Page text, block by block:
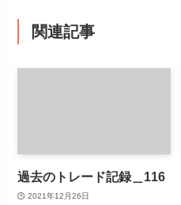
関連記事
過去のトレード記録＿116
2021年12月26日